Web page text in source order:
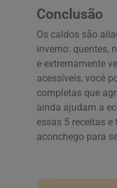
Conclusão
Os caldos são
inverno: quentes,
e extremamente
acessíveis, você
completas que
ainda ajudam a
essas 5 receitas
aconchego para